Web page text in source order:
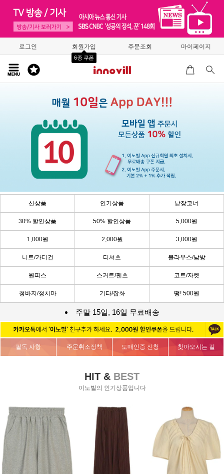
로그인 회원가입
6종 쿠폰
주문조회 마이페이지
신상품 인기상품 낱장코너
30% 할인상품 50% 할인상품 5,000원
1,000원 2,000원 3,000원
니트/가디건 티셔츠 블라우스/남방
원피스 스커트/팬츠 코트/자켓
청바지/청치마 기타/잡화 땡! 500원
주말 15일, 16일 무료배송
필독 사항 주문취소정책 도매인증 신청 찾아오시는 길
HIT & BEST
이노빌의 인기상품입니다